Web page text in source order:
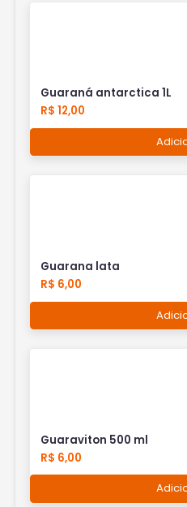
Guaraná antarctica 1L
R$ 12,00
Guarana lata
R$ 6,00
Guaraviton 500 ml
R$ 6,00